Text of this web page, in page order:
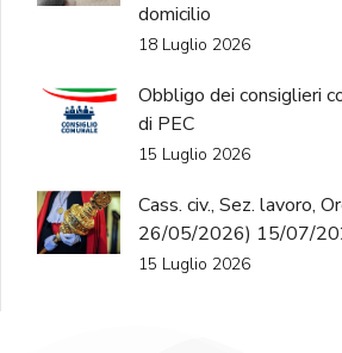
domicilio
18 Luglio 2026
Obbligo dei consiglieri
di PEC
15 Luglio 2026
Cass. civ., Sez. lavoro,
26/05/2026) 15/07/
15 Luglio 2026